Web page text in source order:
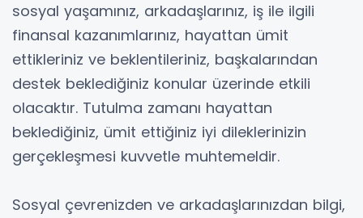
sosyal yaşamınız, arkadaşlarınız, iş ile ilgili
finansal kazanımlarınız, hayattan ümit
ettikleriniz ve beklentileriniz, başkalarından
destek beklediğiniz konular üzerinde etkili
olacaktır. Tutulma zamanı hayattan
beklediğiniz, ümit ettiğiniz iyi dileklerinizin
gerçekleşmesi kuvvetle muhtemeldir.
Sosyal çevrenizden ve arkadaşlarınızdan bilgi,